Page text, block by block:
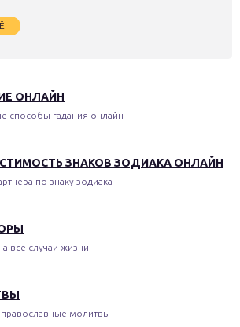
ОНЛАЙН
способы гадания онлайн
ЗНАКОВ ЗОДИАКА ОНЛАЙН
по знаку зодиака
все случаи жизни
молитвы